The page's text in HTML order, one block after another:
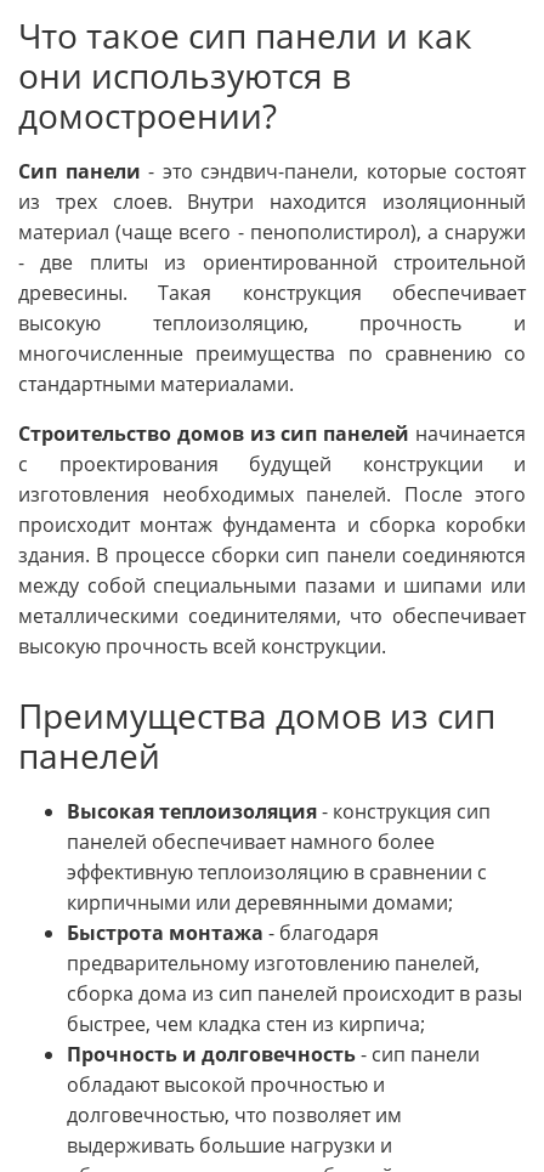
Что такое сип панели и как
они используются в
домостроении?
Сип панели - это сэндвич-панели, которые состоят
из трех слоев. Внутри находится изоляционный
материал (чаще всего - пенополистирол), а снаружи
- две плиты из ориентированной строительной
древесины. Такая конструкция обеспечивает
высокую теплоизоляцию, прочность и
многочисленные преимущества по сравнению со
стандартными материалами.
Строительство домов из сип панелей начинается
с проектирования будущей конструкции и
изготовления необходимых панелей. После этого
происходит монтаж фундамента и сборка коробки
здания. В процессе сборки сип панели соединяются
между собой специальными пазами и шипами или
металлическими соединителями, что обеспечивает
высокую прочность всей конструкции.
Преимущества домов из сип
панелей
Высокая теплоизоляция- конструкция сип
панелей обеспечивает намного более
эффективную теплоизоляцию в сравнении с
кирпичными или деревянными домами;
Быстрота монтажа - благодаря
предварительному изготовлению панелей,
сборка дома из сип панелей происходит в разы
быстрее, чем кладка стен из кирпича;
Прочность и долговечность- сип панели
обладают высокой прочностью и
долговечностью, что позволяет им
выдерживать большие нагрузки и